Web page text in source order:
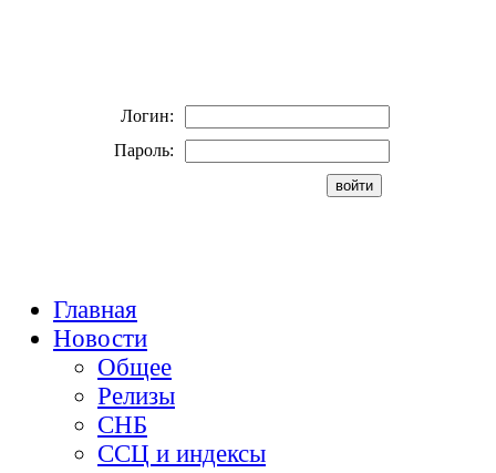
Логин:
Пароль:
Главная
Новости
Общее
Релизы
СНБ
ССЦ и индексы